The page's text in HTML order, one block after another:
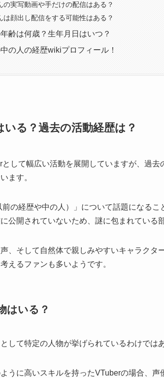
の実写動画や手だけの配信はある？
は顔出し配信をする可能性はある？
齢は何歳？生年月日はいつ？
の人の経歴wikiプロフィール！
る？過去の活動経歴は？
して幅広い活動を展開していますが、過
ます。
の経歴や中の人）」について話題になるこ
公開されていないため、謎に包まれている
、そして自然体で親しみやすいキャラクタ
えるファンも多いようです。
はいる？
して特定の人物が挙げられているわけでは
うに高いスキルを持ったVTuberの場合、